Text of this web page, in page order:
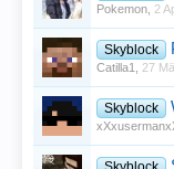
Pokemon 2
Skyblock
Catilla1 27
Skyblock